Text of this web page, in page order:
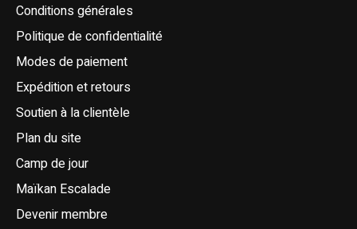
Conditions générales
Politique de confidentialité
Modes de paiement
Expédition et retours
Soutien à la clientèle
Plan du site
Camp de jour
Maïkan Escalade
Devenir membre